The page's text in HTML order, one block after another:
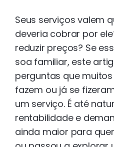
Seus serviços valem
deveria cobrar por
reduzir preços? Se
soa familiar, este
perguntas que
fazem ou já se
um serviço. É até
rentabilidade e
ainda maior para